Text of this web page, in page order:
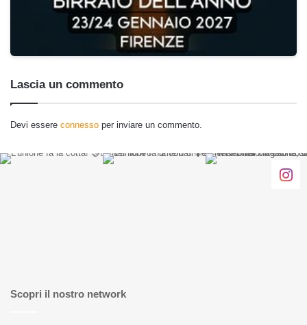
Lascia un commento
Devi essere connesso per inviare un commento.
Scopri il nostro network